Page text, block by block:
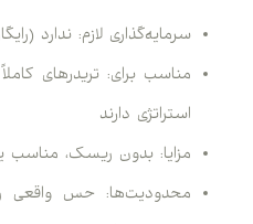
سرمایه‌گذاری لازم: ندارد
مناسب برای: تریدرهای
استراتژی دارند
مزایا: بدون ریسک، مناسب
محدودیت‌ها: حس واقعی